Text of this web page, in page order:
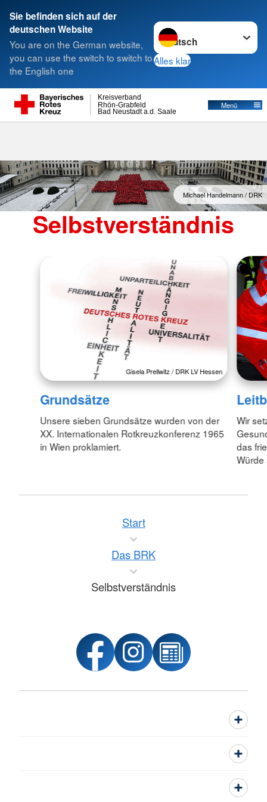
Sie befinden sich auf der
deutschen Website
You are on the German website,
you can use the switch to switch to
the English one
Sprache wechseln zu
Alles klar
Bad Neustadt a.d. Saale
Rhön-Grabfeld
Kreisverband
Menü
Suche
Michael Handelmann / DRK
Selbstverständnis
Gisela Prellwitz / DRK LV Hessen
Grundsätze
Unsere sieben Grundsätze wurden von der
XX. Internationalen Rotkreuzkonferenz 1965
in Wien proklamiert.
Wir
das
Würde
Start
Das BRK
Selbstverständnis